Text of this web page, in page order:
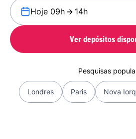
Hoje 09h 14h
Ver depósitos
Pesquisas
Londres Paris Nova